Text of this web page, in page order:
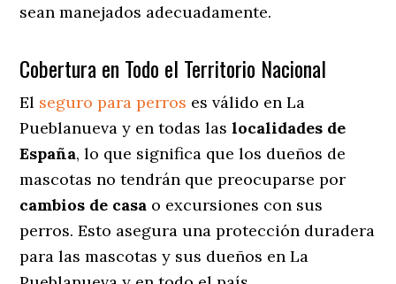
sean manejados adecuadamente.
Cobertura en Todo el Territorio Nacional
El seguro para perros es válido en La
Pueblanueva y en todas laslocalidades de
España, lo que significa que los dueños de
mascotas no tendrán que preocuparse por
cambios de casa o excursiones con sus
perros. Esto asegura una protección duradera
para las mascotas y sus dueños en La